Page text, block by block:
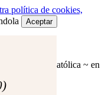
política de cookies,
Aceptar
una mirada católica ~ en